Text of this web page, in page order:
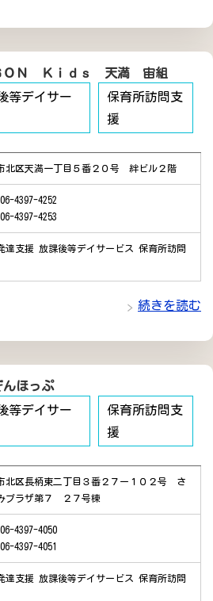
ＯＮ Ｋｉｄｓ 天満 宙組
等デイサー
保育所訪問支
援
北区天満一丁目５番２０号 絆ビル２階
06-4397-4252
4397-4253
達支援 放課後等デイサービス 保育所訪問
続きを読む
んほっぷ
等デイサー
保育所訪問支
援
北区長柄東二丁目３番２７ー１０２号 さ
プラザ第７ ２７号棟
06-4397-4050
4397-4051
達支援 放課後等デイサービス 保育所訪問